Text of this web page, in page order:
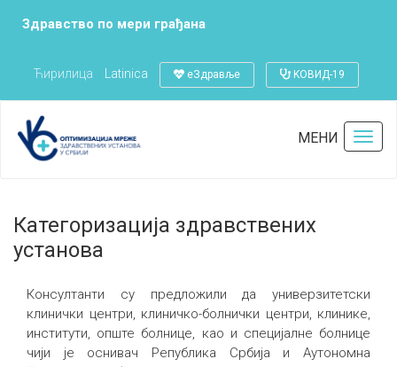
Здравство по мери грађана
Ћирилица Latinica еЗдравље KОВИД-19
МЕНИ
Почетна
Категоризација здравствених установа
Категоризација здравствених
установа
Консултанти су предложили да универзитетски
клинички центри, клиничко-болнички центри, клинике,
институти, опште болнице, као и специјалне болнице
чији је оснивач Република Србија и Аутономна